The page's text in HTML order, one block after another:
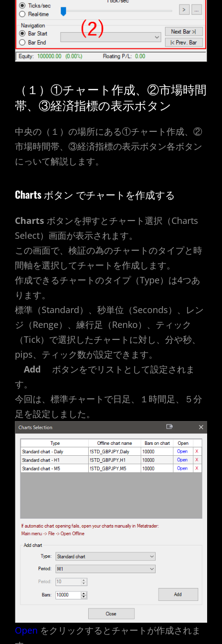
（１）①チャート作成、②市場時間
帯、③経済指標の表示ボタン
中央の（１）の場所にある①チャート作成、②
市場時間帯、③経済指標の表示ボタン各ボタン
にっいて解説します。
Charts ボタン でチャートを作成する
Charts ボタンを押すとチャート選択（Charts
Select）画面が表示されます。
この画面で、検証の為のチャートのタイプと時
間軸を選択してチャートを作成します。
作成できるチャートのタイプ（Type）は4つあ
ります。
標準（Standard）、秒単位（Seconds）、レン
ジ（Renge）、練行足（Renko）、ティック
（Tick）で選択したチャートに対し、分や秒、
pips、ティック数が設定できます。
Add
ボタンをでリストとして設定されま
す。
今回は、標準チャートで日足、１時間足、５分
足を設定しました。
Open をクリックするとチャートが作成されま